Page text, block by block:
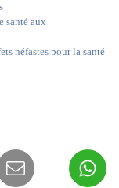
santé aux
néfastes pour la santé